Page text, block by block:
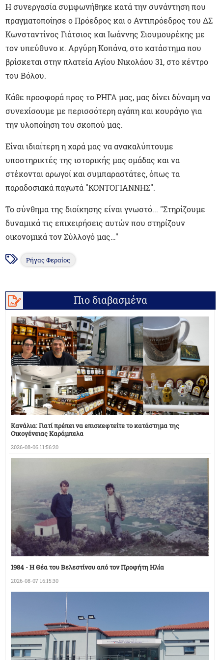
Η συνεργασία συμφωνήθηκε κατά την συνάντηση που
πραγματοποίησε ο Πρόεδρος και ο Αντιπρόεδρος του ΔΣ
Κωνσταντίνος Γιάτσιος και Ιωάννης Σιουμουρέκης με
τον υπεύθυνο κ. Αργύρη Κοπάνα, στο κατάστημα που
βρίσκεται στην πλατεία Αγίου Νικολάου 31, στο κέντρο
του Βόλου.
Κάθε προσφορά προς το ΡΗΓΑ μας, μας δίνει δύναμη να
συνεχίσουμε με περισσότερη αγάπη και κουράγιο για
την υλοποίηση του σκοπού μας.
Είναι ιδιαίτερη η χαρά μας να ανακαλύπτουμε
υποστηρικτές της ιστορικής μας ομάδας και να
στέκονται αρωγοί και συμπαραστάτες, όπως τα
παραδοσιακά παγωτά "ΚΟΝΤΟΓΙΑΝΝΗΣ".
Το σύνθημα της διοίκησης είναι γνωστό... "Στηρίζουμε
δυναμικά τις επιχειρήσεις αυτών που στηρίζουν
οικονομικά τον Σύλλογό μας…"
Ρήγας Φεραίος
Πιο διαβασμένα
Κανάλια: Γιατί πρέπει να επισκεφτείτε το κατάστημα της
Οικογένειας Καράμπελα
2026-08-06 11:56:20
1984 - Η Θέα του Βελεστίνου από τον Προφήτη Ηλία
2026-08-07 16:15:30